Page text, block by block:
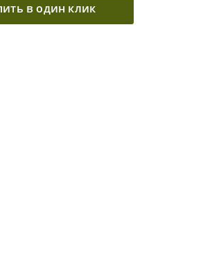
в один клик